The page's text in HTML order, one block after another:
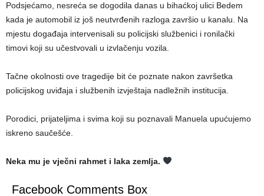
Podsjećamo, nesreća se dogodila danas u bihaćkoj ulici Bedem
kada je automobil iz još neutvrđenih razloga završio u kanalu. Na
mjestu događaja intervenisali su policijski službenici i ronilački
timovi koji su učestvovali u izvlačenju vozila.
Tačne okolnosti ove tragedije bit će poznate nakon završetka
policijskog uviđaja i službenih izvještaja nadležnih institucija.
Porodici, prijateljima i svima koji su poznavali Manuela upućujemo
iskreno saučešće.
Neka mu je vječni rahmet i laka zemlja.
Facebook Comments Box